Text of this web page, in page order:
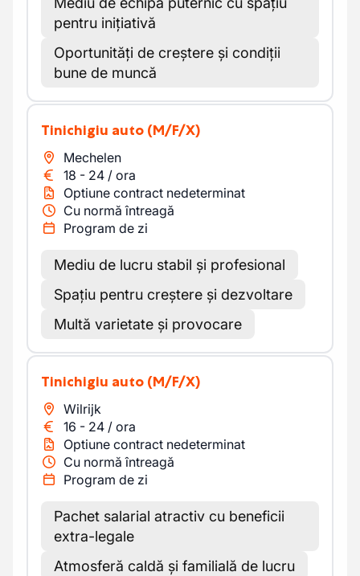
pentru inițiativă
Oportunități de creștere și condiții
bune de muncă
Tinichigiu auto (M/F/X)
Mechelen
18 - 24 / ora
Optiune contract nedeterminat
Cu normă întreagă
Program de zi
Mediu de lucru stabil și profesional
Spațiu pentru creștere și dezvoltare
Multă varietate și provocare
Tinichigiu auto (M/F/X)
Wilrijk
16 - 24 / ora
Optiune contract nedeterminat
Cu normă întreagă
Program de zi
Pachet salarial atractiv cu beneficii
extra-legale
Atmosferă caldă și familială de lucru